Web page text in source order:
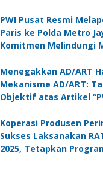
PWI Pusat Resmi
Paris ke Polda Metro
Komitmen Melindungi
Menegakkan AD/ART
Mekanisme AD/ART:
Objektif atas Artikel
Melanggar Aturan”
Koperasi Produsen
Sukses Laksanakan
2025, Tetapkan